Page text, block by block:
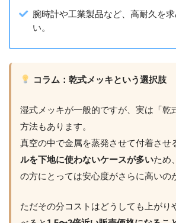
腕時計や工業製品など、高耐久を
い。
コラム：乾式メッキという選択肢
湿式メッキが一般的ですが、実は「乾
方法もあります。
真空の中で金属を蒸発させて付着させ
ルを下地に使わないケースが多いため
の方にとっては安心度がさらに高いの
ただその分コストはどうしても上がり